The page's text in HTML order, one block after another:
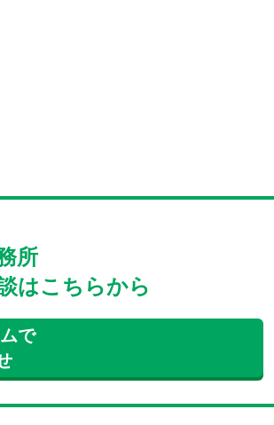
所
はこちらから
で